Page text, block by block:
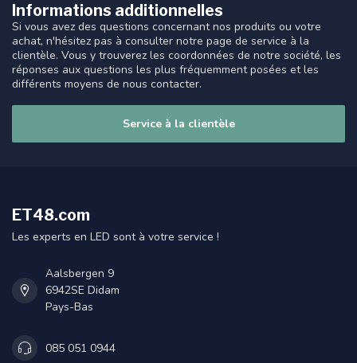
Informations additionnelles
Si vous avez des questions concernant nos produits ou votre
achat, n'hésitez pas à consulter notre page de service à la
clientèle. Vous y trouverez les coordonnées de notre société, les
réponses aux questions les plus fréquemment posées et les
différents moyens de nous contacter.
Service à la clientèle
ET48.com
Les experts en LED sont à votre service !
Aalsbergen 9
6942SE Didam
Pays-Bas
085 051 0944